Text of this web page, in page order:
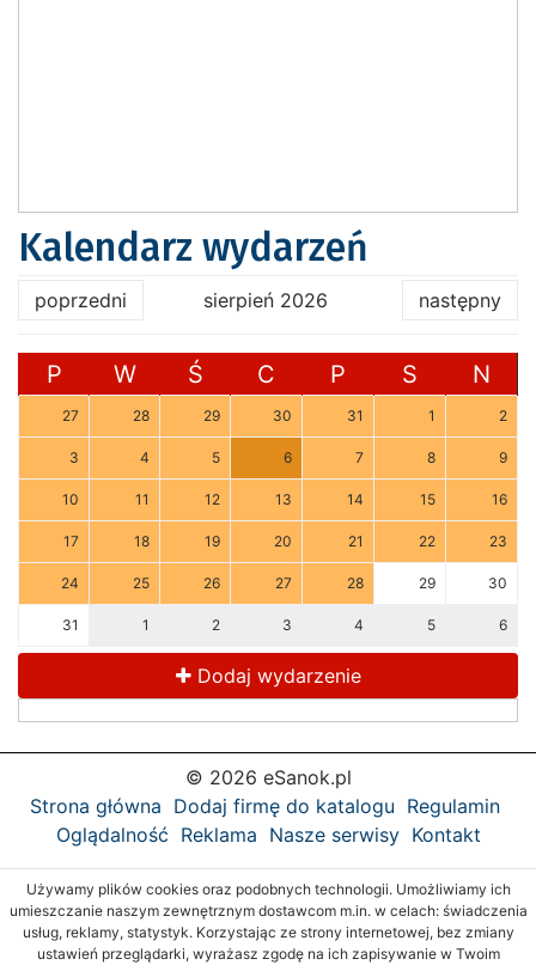
Kalendarz wydarzeń
poprzedni sierpień 2026 następny
P W Ś C P S N
27 28 29 30 31 1 2
3 4 5 6 7 8 9
10 11 12 13 14 15 16
17 18 19 20 21 22 23
24 25 26 27 28 29 30
31 1 2 3 4 5 6
Dodaj wydarzenie
© 2026 eSanok.pl
Strona główna Dodaj firmę do katalogu Regulamin
Oglądalność Reklama Nasze serwisy Kontakt
Używamy plików cookies oraz podobnych technologii. Umożliwiamy ich
umieszczanie naszym zewnętrznym dostawcom m.in. w celach: świadczenia
usług, reklamy, statystyk. Korzystając ze strony internetowej, bez zmiany
ustawień przeglądarki, wyrażasz zgodę na ich zapisywanie w Twoim